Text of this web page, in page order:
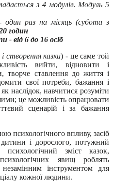
з 4 модулів. Модуль 5
один раз на місяць (субота з
годин
- від 6 до 16 осіб
створення казки) - це саме той
вийти, відновити і
творче ставлення до життя і
свої потреби, бажання і
наслідок, навчитися розуміти
це можливість опрацювати
сценарій і за бажання
психологічного впливу, засіб
і дорослого, потужний
зміст казок,
явищ роблять
інструментом для
кожної людини.